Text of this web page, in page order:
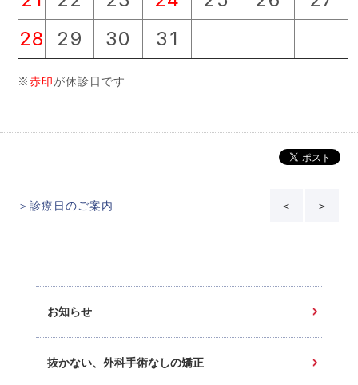
28
29 30 31
※赤印が休診日です
＞診療日のご案内 ＜ ＞
お知らせ
抜かない、外科手術なしの矯正